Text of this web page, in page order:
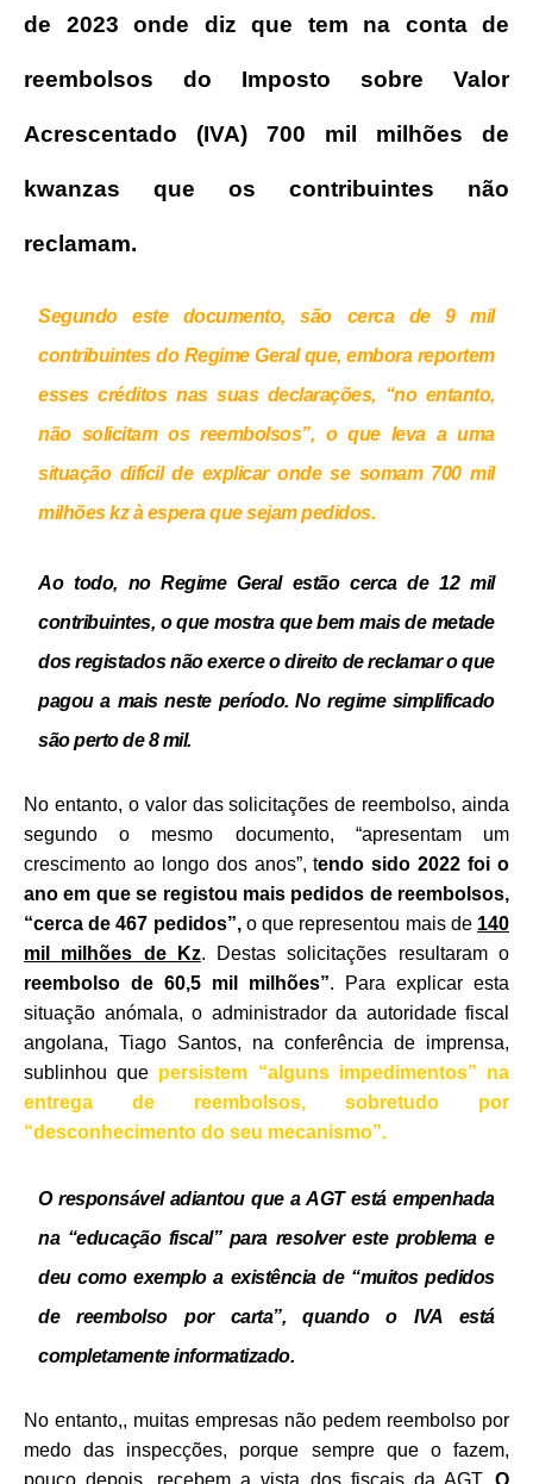
de 2023 onde diz que tem na conta de
reembolsos do Imposto sobre Valor
Acrescentado (IVA) 700 mil milhões de
kwanzas que os contribuintes não
reclamam.
Segundo este documento, são cerca de 9 mil
contribuintes do Regime Geral que, embora reportem
esses créditos nas suas declarações, “no entanto,
não solicitam os reembolsos”, o que leva a uma
situação difícil de explicar onde se somam 700 mil
milhões kz à espera que sejam pedidos.
Ao todo, no Regime Geral estão cerca de 12 mil
contribuintes, o que mostra que bem mais de metade
dos registados não exerce o direito de reclamar o que
pagou a mais neste período. No regime simplificado
são perto de 8 mil.
No entanto, o valor das solicitações de reembolso, ainda
segundo o mesmo documento, “apresentam um
crescimento ao longo dos anos”, tendo sido 2022 foi o
ano em que se registou mais pedidos de reembolsos,
“cerca de 467 pedidos”,o que representou mais de 140
mil milhões de Kz. Destas solicitações resultaram o
reembolso de 60,5 mil milhões”. Para explicar esta
situação anómala, o administrador da autoridade fiscal
angolana, Tiago Santos, na conferência de imprensa,
sublinhou que persistem “alguns impedimentos” na
entrega de reembolsos, sobretudo por
“desconhecimento do seu mecanismo”.
O responsável adiantou que a AGT está empenhada
na “educação fiscal” para resolver este problema e
deu como exemplo a existência de “muitos pedidos
de reembolso por carta”, quando o IVA está
completamente informatizado.
No entanto,, muitas empresas não pedem reembolso por
medo das inspecções, porque sempre que o fazem,
pouco depois, recebem a vista dos fiscais da AGT. O